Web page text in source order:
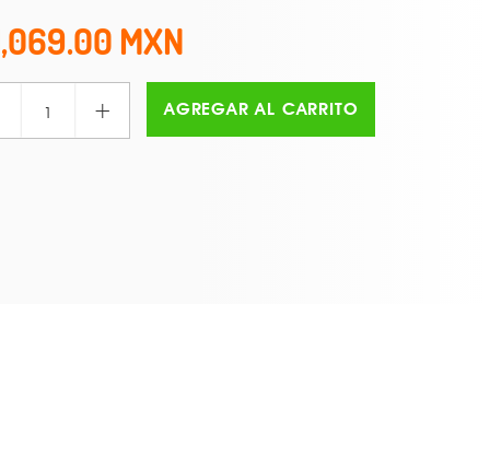
+ AGREGAR AL CARRITO